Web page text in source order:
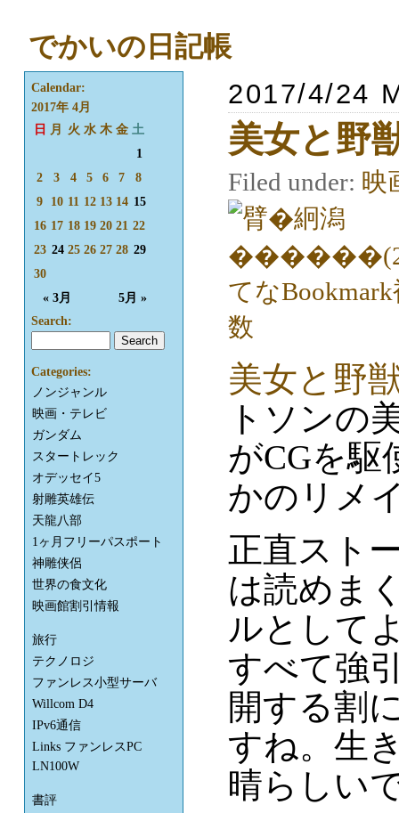
でかいの日記帳
2017/4/24
美女と野
Filed under: 映
美女と野
トソンの
がCGを駆
かのリメ
正直スト
は読めま
ルとして
すべて強
開する割
すね。生
晴らしい
Calendar:
2017年 4月
日
月 火 水 木 金 土
« 3月 5月 »
1
2
3 4 5 6 7
8
9
10 11 12 13 14 15
16 17 18 19 20 21 22
23 24 25 26 27 28 29
30
Search:
Categories:
ノンジャンル
映画・テレビ
ガンダム
スタートレック
オデッセイ5
射雕英雄伝
天龍八部
1ヶ月フリーパスポート
神雕侠侶
世界の食文化
映画館割引情報
旅行
テクノロジ
ファンレス小型サーバ
Willcom D4
IPv6通信
Links ファンレスPC
LN100W
書評